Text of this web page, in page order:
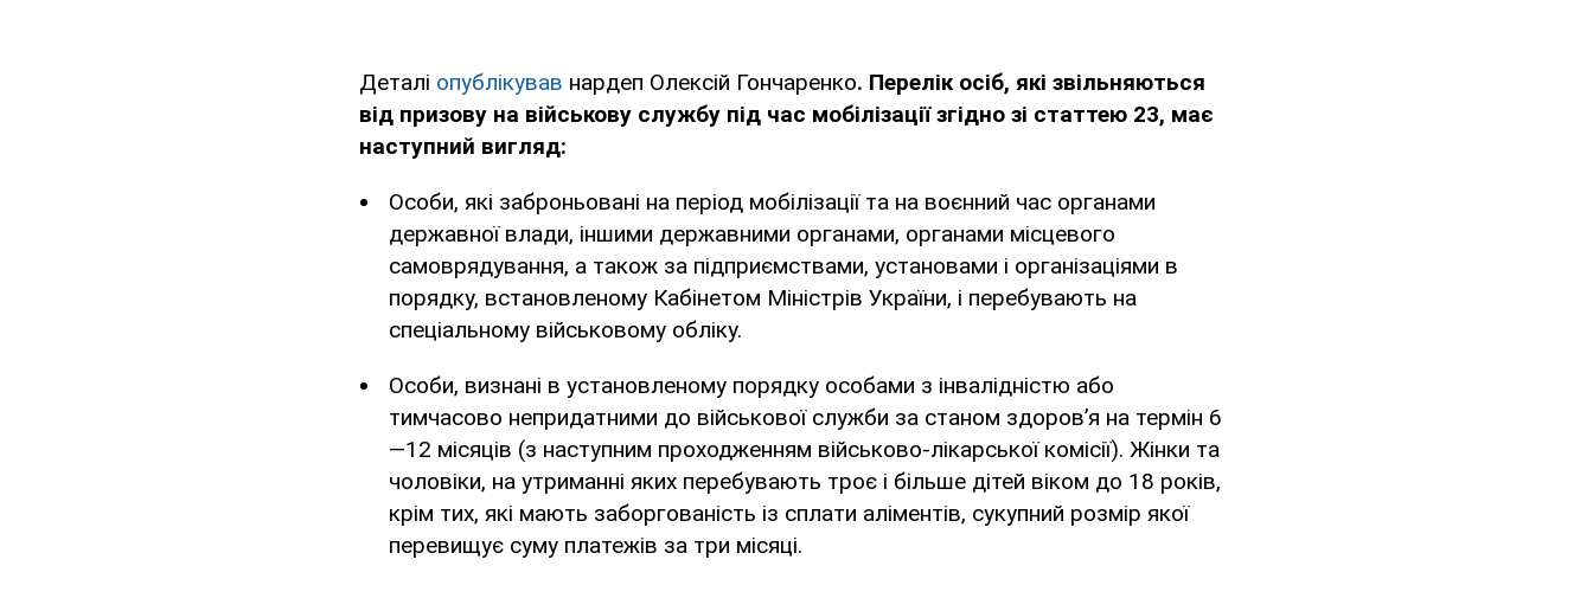
Деталі опублікував нардеп Олексій Гончаренко. Перелік осіб, які звільняються
від призову на військову службу під час мобілізації згідно зі статтею 23, має
наступний вигляд:
Особи, які заброньовані на період мобілізації та на воєнний час органами
державної влади, іншими державними органами, органами місцевого
самоврядування, а також за підприємствами, установами і організаціями в
порядку, встановленому Кабінетом Міністрів України, і перебувають на
спеціальному військовому обліку.
Особи, визнані в установленому порядку особами з інвалідністю або
тимчасово непридатними до військової служби за станом здоров’я на термін 6
—12 місяців (з наступним проходженням військово-лікарської комісії). Жінки та
чоловіки, на утриманні яких перебувають троє і більше дітей віком до 18 років,
крім тих, які мають заборгованість із сплати аліментів, сукупний розмір якої
перевищує суму платежів за три місяці.